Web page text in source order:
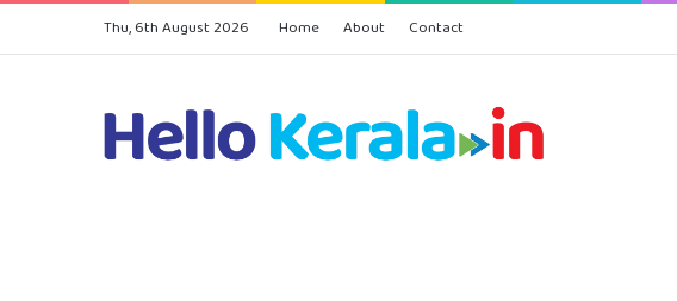
Thu, 6th August 2026 Home About Contact